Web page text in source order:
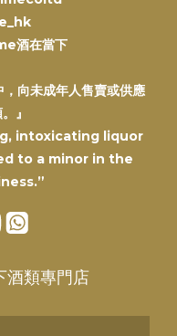
酒在當下
，向未成年人售賣或供應
』
intoxicating liquor
to a minor in the
酒類專門店